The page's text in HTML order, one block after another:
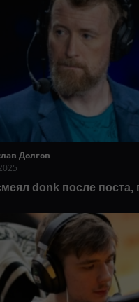
Долгов
donk после поста,